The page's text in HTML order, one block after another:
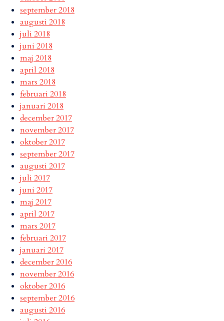
september 2018
augusti 2018
juli 2018
juni 2018
maj 2018
april 2018
mars 2018
februari 2018
januari 2018
december 2017
november 2017
oktober 2017
september 2017
augusti 2017
juli 2017
juni 2017
maj 2017
april 2017
mars 2017
februari 2017
januari 2017
december 2016
november 2016
oktober 2016
september 2016
augusti 2016